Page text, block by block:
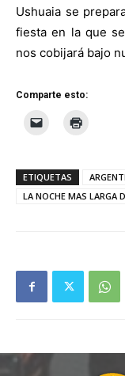
Ushuaia se
fiesta en la que
nos cobijará bajo
Comparte esto:
ETIQUETAS
LA NOCHE MAS LARGA